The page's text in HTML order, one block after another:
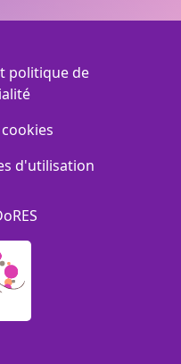
politique de
d'utilisation